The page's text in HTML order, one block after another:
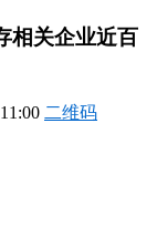
相关企业近百
二维码